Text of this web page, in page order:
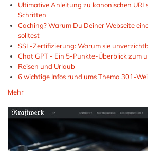
Ultimative Anleitung zu kanonischen
Schritten
Caching? Warum Du Deiner Webseite
solltest
SSL-Zertifizierung: Warum sie
Chat GPT - Ein 5-Punkte-Überblick zum
Reisen und Urlaub
6 wichtige Infos rund ums Thema 301-
Mehr